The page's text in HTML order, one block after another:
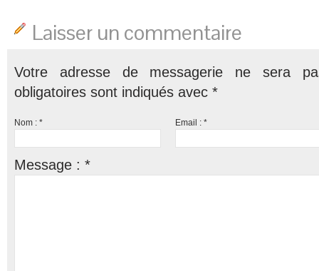
Laisser un commentaire
Votre adresse de messagerie ne sera
obligatoires sont indiqués avec *
Nom : * Email : *
Message : *